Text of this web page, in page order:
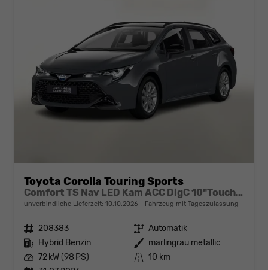
Toyota Corolla Touring Sports
Comfort TS Nav LED Kam ACC DigC 10"Touch NSW
unverbindliche Lieferzeit: 10.10.2026 Fahrzeug mit Tageszulassung
Fahrzeugnr. 208383 Getriebe Automatik
Kraftstoff Hybrid Benzin Außenfarbe marlingrau metallic
Leistung 72 kW (98 PS) Kilometerstand 10 km